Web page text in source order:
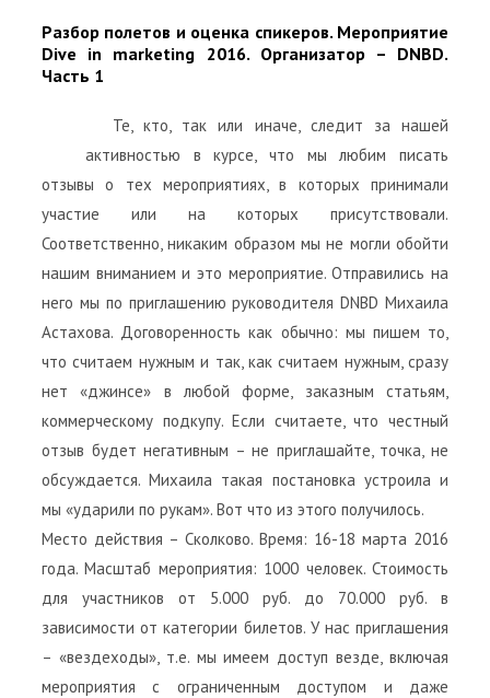
Разбор полетов и оценка спикеров. Мероприятие
Dive in marketing 2016. Организатор – DNBD.
Часть 1
Те, кто, так или иначе, следит за нашей
активностью в курсе, что мы любим писать
отзывы о тех мероприятиях, в которых принимали
участие или на которых присутствовали.
Соответственно, никаким образом мы не могли обойти
нашим вниманием и это мероприятие. Отправились на
него мы по приглашению руководителя DNBD Михаила
Астахова. Договоренность как обычно: мы пишем то,
что считаем нужным и так, как считаем нужным, сразу
нет «джинсе» в любой форме, заказным статьям,
коммерческому подкупу. Если считаете, что честный
отзыв будет негативным – не приглашайте, точка, не
обсуждается. Михаила такая постановка устроила и
мы «ударили по рукам». Вот что из этого получилось.
Место действия – Сколково. Время: 16-18 марта 2016
года. Масштаб мероприятия: 1000 человек. Стоимость
для участников от 5.000 руб. до 70.000 руб. в
зависимости от категории билетов. У нас приглашения
– «вездеходы», т.е. мы имеем доступ везде, включая
мероприятия с ограниченным доступом и даже